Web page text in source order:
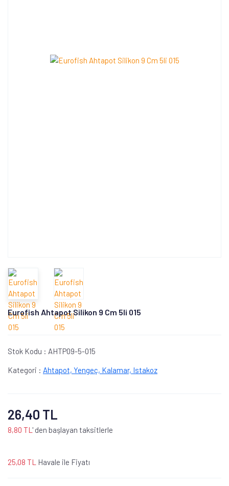
Eurofish Ahtapot Silikon 9 Cm 5li 015
Stok Kodu : AHTP09-5-015
Kategori : Ahtapot, Yengeç, Kalamar, Istakoz
26,40 TL
8,80 TL ' den başlayan taksitlerle
25,08 TL Havale ile Fiyatı